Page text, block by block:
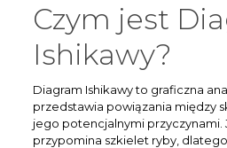
Czym jest
Ishikawy?
Diagram Ishikawy to graficzna
przedstawia powiązania między
jego potencjalnymi przyczynami.
przypomina szkielet ryby,